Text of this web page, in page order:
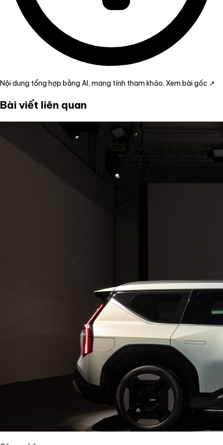
Nội dung tổng hợp bằng AI, mang tính tham khảo. Xem bài gốc ↗
Bài viết liên quan